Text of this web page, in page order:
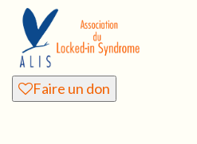
Faire un don